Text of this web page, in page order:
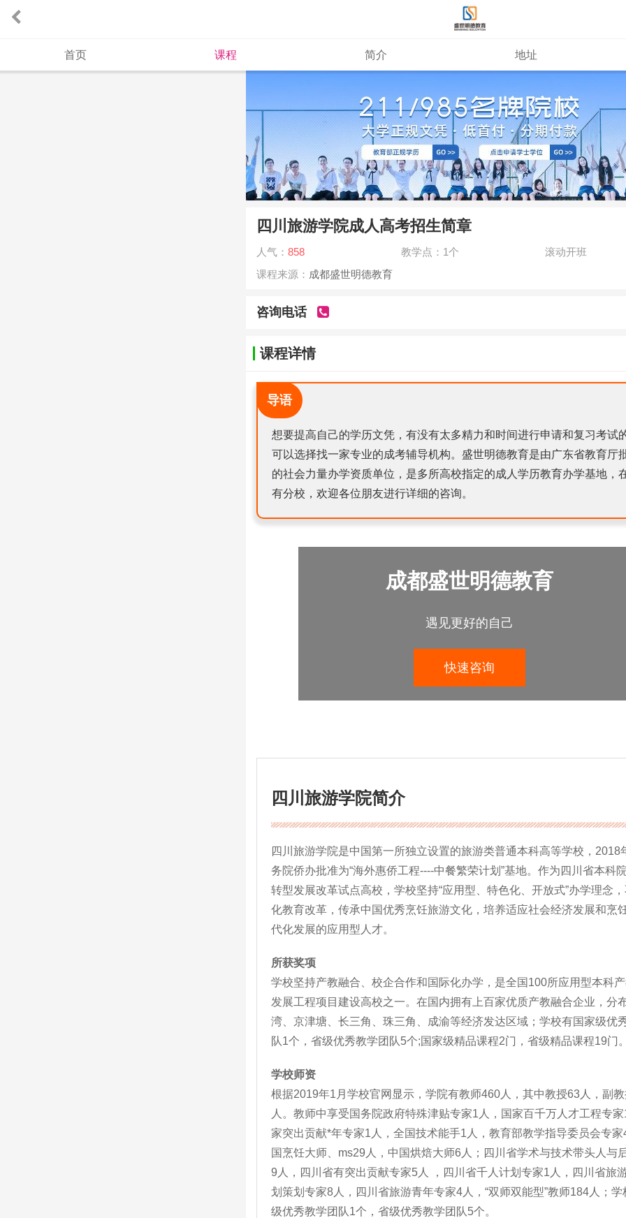
首页 课程 简介 地址
四川旅游学院成人高考招生简章
人气： 858 教学点：1个
滚动开班
课程来源： 成都盛世明德教育
咨询电话
课程详情
导语
想要提高自己的学历文凭，有没有太多精力和时间进行申请和复习考试
可以选择找一家专业的成考辅导机构。盛世明德教育是由广东省教育厅
的社会力量办学资质单位，是多所高校指定的成人学历教育办学基地，
有分校，欢迎各位朋友进行详细的咨询。
成都盛世明德教育
遇见更好的自己
快速咨询
四川旅游学院简介
四川旅游学院是中国第一所独立设置的旅游类普通本科高等学校，2018
务院侨办批准为“海外惠侨工程----中餐繁荣计划”基地。作为四川省本科
转型发展改革试点高校，学校坚持“应用型、特色化、开放式”办学理念
化教育改革，传承中国优秀烹饪旅游文化，培养适应社会经济发展和烹
代化发展的应用型人才。
所获奖项
学校坚持产教融合、校企合作和国际化办学，是全国100所应用型本科
发展工程项目建设高校之一。在国内拥有上百家优质产教融合企业，分
湾、京津塘、长三角、珠三角、成渝等经济发达区域；学校有国家级优
队1个，省级优秀教学团队5个;国家级精品课程2门，省级精品课程19门
学校师资
根据2019年1月学校官网显示，学院有教师460人，其中教授63人，副
人。教师中享受国务院政府特殊津贴专家1人，国家百千万人才工程专
家突出贡献*年专家1人，全国技术能手1人，教育部教学指导委员会专
国烹饪大师、ms29人，中国烘焙大师6人；四川省学术与技术带头人与
9人，四川省有突出贡献专家5人 ，四川省千人计划专家1人，四川省旅
划策划专家8人，四川省旅游青年专家4人，“双师双能型”教师184人；学
级优秀教学团队1个，省级优秀教学团队5个。